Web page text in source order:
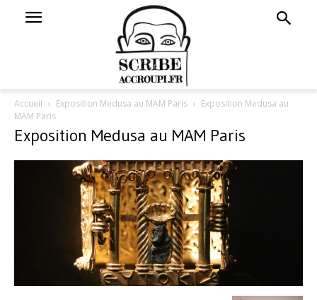
Accueil Exposition Medusa au MAM Paris
Exposition Medusa au
MAM Paris
Exposition Medusa au MAM Paris